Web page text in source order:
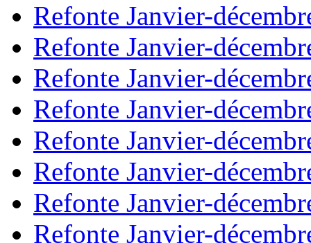
Refonte Janvier-
Refonte Janvier-
Refonte Janvier-
Refonte Janvier-
Refonte Janvier-
Refonte Janvier-
Refonte Janvier-
Refonte Janvier-